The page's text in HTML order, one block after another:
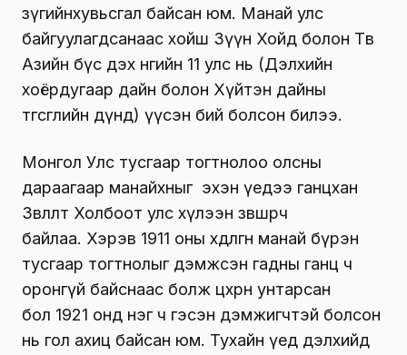
зүгийнхувьсгал байсан юм. Манай улс
байгуулагдсанаас хойш Зүүн Хойд болон Төв
Азийн бүс дэх өнөөгийн 11 улс нь (Дэлхийн
хоёрдугаар дайн болон Хүйтэн дайны
төгсгөлийн дүнд) үүсэн бий болсон билээ.
Монгол Улс тусгаар тогтнолоо олсны
дараагаар манайхныг эхэн үедээ ганцхан
Зөвлөлт Холбоот улс хүлээн зөвшөөрч
байлаа. Хэрэв 1911 оны хөдөлгөөн манай бүрэн
тусгаар тогтнолыг дэмжсэн гадны ганц ч
оронгүй байснаас болж цөхрөн унтарсан
бол 1921 онд нэг ч гэсэн дэмжигчтэй болсон
нь гол ахиц байсан юм. Тухайн үед дэлхийд